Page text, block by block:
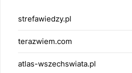
strefawiedzy.pl
terazwiem.com
atlas-wszechswiata.pl